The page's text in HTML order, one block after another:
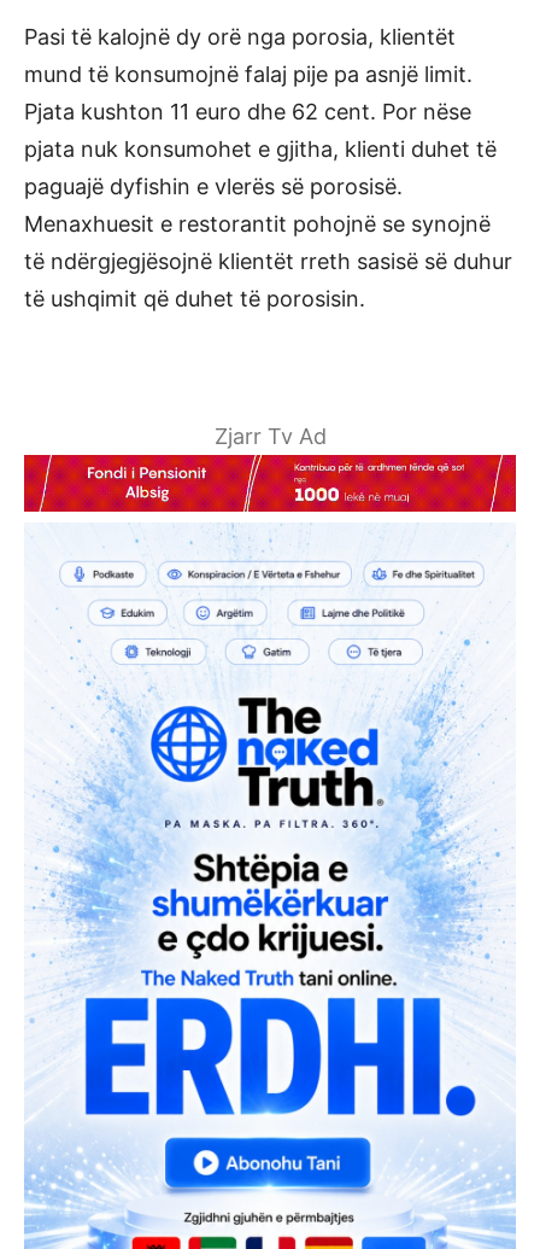
Pasi të kalojnë dy orë nga porosia, klientët
mund të konsumojnë falaj pije pa asnjë limit.
Pjata kushton 11 euro dhe 62 cent. Por nëse
pjata nuk konsumohet e gjitha, klienti duhet të
paguajë dyfishin e vlerës së porosisë.
Menaxhuesit e restorantit pohojnë se synojnë
të ndërgjegjësojnë klientët rreth sasisë së duhur
të ushqimit që duhet të porosisin.
Zjarr Tv Ad